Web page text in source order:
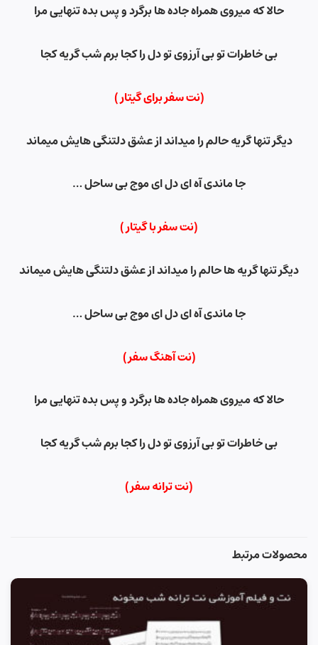
حالا که میروی همراه جاده ها برگرد و پس بده تنهایی مرا
بی خاطرات تو بی آرزوی تو دل را کجا برم شب گریه کجا
(نت سفر برای گیتار )
دیگر تنها گریه حالم را میداند از عشق دلتنگی هایش میماند
جا ماندی آه ای دل ای موج بی ساحل…
(نت سفربا گیتار )
دیگر تنها گریه ها حالم را میداند از عشق دلتنگی هایش میماند
جا ماندی آه ای دل ای موج بی ساحل…
(نت آهنگ سفر)
حالا که میروی همراه جاده ها برگرد و پس بده تنهایی مرا
بی خاطرات تو بی آرزوی تو دل را کجا برم شب گریه کجا
(نت ترانه سفر)
محصولات مرتبط